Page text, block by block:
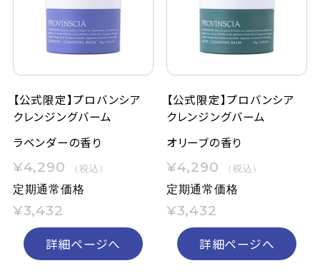
【公式限定】プロバンシア
クレンジングバーム
ラベンダーの香り
¥4,290 （税込）
定期通常価格
¥3,432
詳細ページへ
【公式限定】プロバンシア
クレンジングバーム
オリーブの香り
¥4,290 （税込）
定期通常価格
¥3,432
詳細ページへ